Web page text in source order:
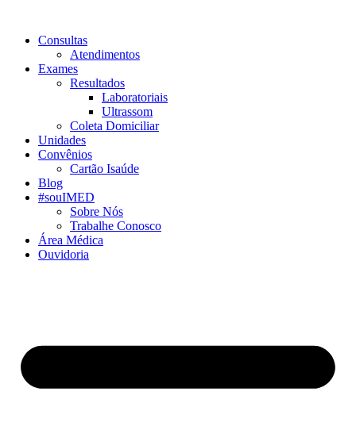
Consultas
Atendimentos
Exames
Resultados
Laboratoriais
Ultrassom
Coleta Domiciliar
Unidades
Convênios
Cartão Isaúde
Blog
#souIMED
Sobre Nós
Trabalhe Conosco
Área Médica
Ouvidoria